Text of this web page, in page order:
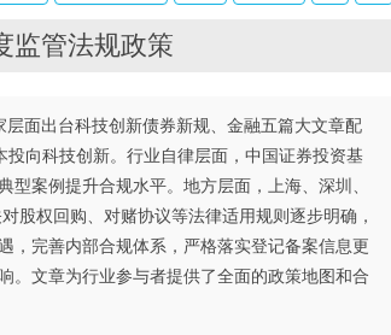
监管法规政策
面出台科技创新债券新规、金融五篇大文章配
向科技创新。行业自律层面，中国证券投资基
案例提升合规水平。地方层面，上海、深圳、
股权回购、对赌协议等法律适用规则逐步明确，
，完善内部合规体系，严格落实登记备案信息更
。文章为行业参与者提供了全面的政策地图和合